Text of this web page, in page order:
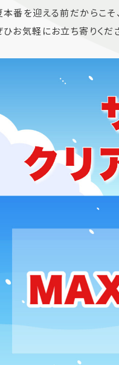
本番を迎える前だからこそ、
ひお気軽にお立ち寄りくだ